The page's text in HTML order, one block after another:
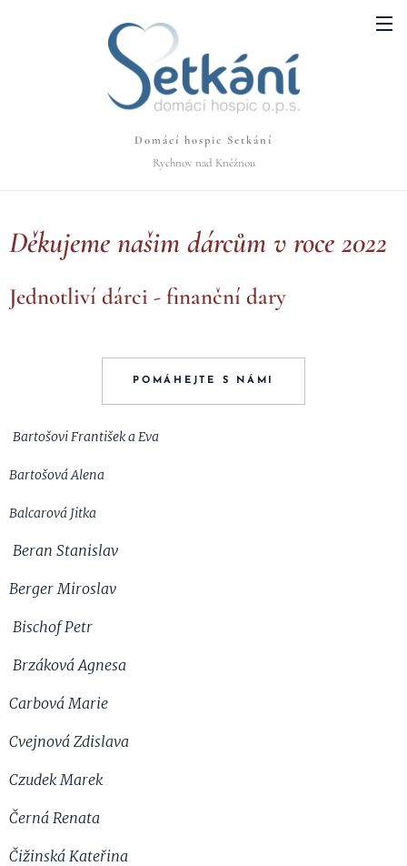
Domácí hospic Setkání
Rychnov nad Kněžnou
Děkujeme našim dárcům v roce 2022
Jednotliví dárci - finanční dary
POMÁHEJTE S NÁMI
Bartošovi František a Eva
Bartošová Alena
Balcarová Jitka
Beran Stanislav
Berger Miroslav
Bischof Petr
Brzáková Agnesa
Carbová Marie
Cvejnová Zdislava
Czudek Marek
Černá Renata
Čižinská Kateřina